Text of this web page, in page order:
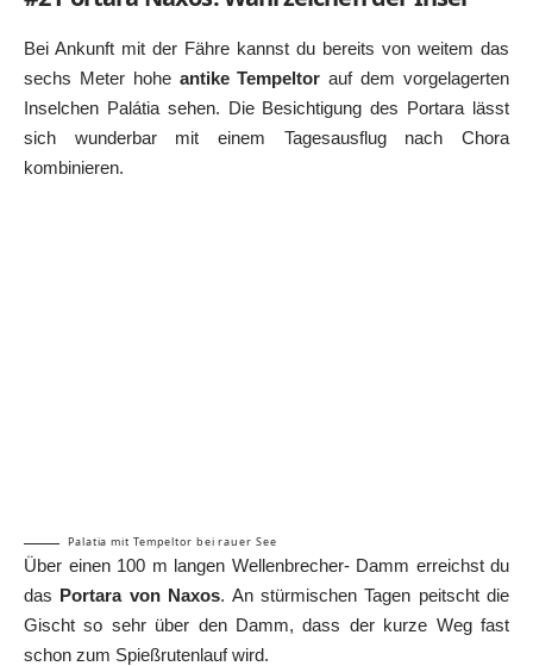
Bei Ankunft mit der Fähre kannst du bereits von weitem das
sechs Meter hohe antike Tempeltor auf dem vorgelagerten
Inselchen Palátia sehen. Die Besichtigung des Portara lässt
sich wunderbar mit einem Tagesausflug nach Chora
kombinieren.
Palatia mit Tempeltor bei rauer See
Über einen 100 m langen Wellenbrecher- Damm erreichst du
das Portara von Naxos. An stürmischen Tagen peitscht die
Gischt so sehr über den Damm, dass der kurze Weg fast
schon zum Spießrutenlauf wird.